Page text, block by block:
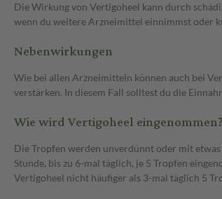
Die Wirkung von Vertigoheel kann durch
wenn du weitere Arzneimittel einnimmst oder
Nebenwirkungen
Wie bei allen Arzneimitteln können auch bei
verstärken. In diesem Fall solltest du die
Wie wird Vertigoheel eingenommen?
Die Tropfen werden unverdünnt oder mit
Stunde, bis zu 6-mal täglich, je 5 Tropfen
Vertigoheel nicht häufiger als 3-mal täglich 5